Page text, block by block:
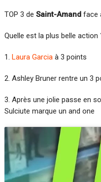
TOP 3 de Saint-Amandface
Quelle est la plus belle action
1. Laura Garciaà 3 points
2. Ashley Bruner rentre un 3
3. Après une jolie passe en
Sulciute marque un and one